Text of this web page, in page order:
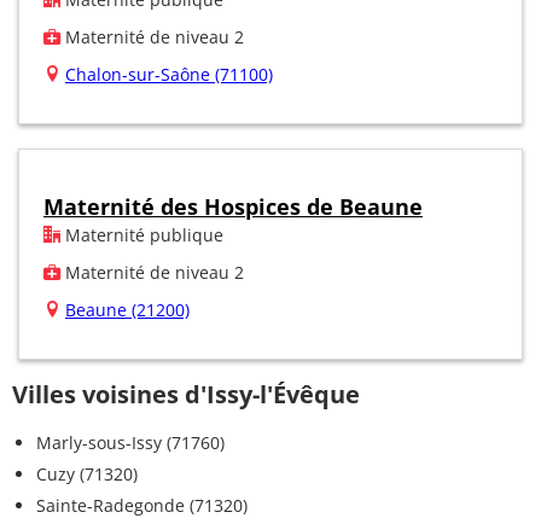
Maternité de niveau 2
Chalon-sur-Saône (71100)
Maternité des Hospices de Beaune
Maternité publique
Maternité de niveau 2
Beaune (21200)
Villes voisines d'Issy-l'Évêque
Marly-sous-Issy (71760)
Cuzy (71320)
Sainte-Radegonde (71320)